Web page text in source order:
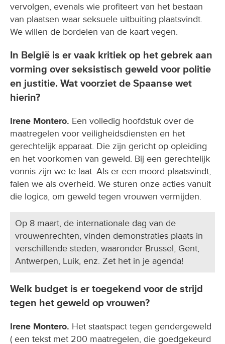
vervolgen, evenals wie profiteert van het bestaan
van plaatsen waar seksuele uitbuiting plaatsvindt.
We willen de bordelen van de kaart vegen.
In België is er vaak kritiek op het gebrek aan
vorming over seksistisch geweld voor politie
en justitie. Wat voorziet de Spaanse wet
hierin?
Irene Montero. Een volledig hoofdstuk over de
maatregelen voor veiligheidsdiensten en het
gerechtelijk apparaat. Die zijn gericht op opleiding
en het voorkomen van geweld. Bij een gerechtelijk
vonnis zijn we te laat. Als er een moord plaatsvindt,
falen we als overheid. We sturen onze acties vanuit
die logica, om geweld tegen vrouwen vermijden.
Op 8 maart, de internationale dag van de
vrouwenrechten, vinden demonstraties plaats in
verschillende steden, waaronder Brussel, Gent,
Antwerpen, Luik, enz. Zet het in je agenda!
Welk budget is er toegekend voor de strijd
tegen het geweld op vrouwen?
Irene Montero. Het staatspact tegen gendergeweld
( een tekst met 200 maatregelen, die goedgekeurd